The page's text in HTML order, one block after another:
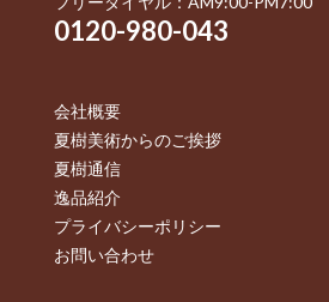
0120-980-043
会社概要
夏樹美術からのご挨拶
夏樹通信
逸品紹介
プライバシーポリシー
お問い合わせ